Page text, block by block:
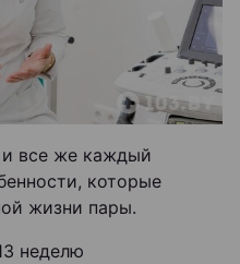
все же каждый
которые
жизни пары.
неделю